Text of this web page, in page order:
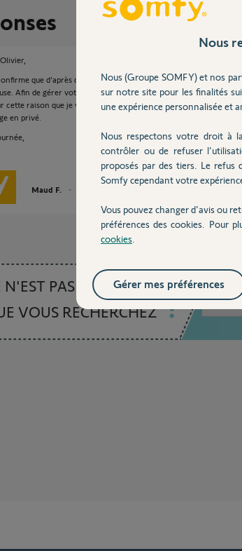
que d'après ce que vous nous indiquez, il semblerait que
Afin de gérer votre SAV, je vais avoir besoin d'informations
cette raison que je viens de vous envoyer un mail pour
en privé.
Maud F.
N'EST PAS CE
VOUS RECHERCHEZ
Nous
Nous (Groupe SOMFY) et nos
sur notre site pour les finalités
une expérience personnalisée et
Nous respectons votre droit à
contrôler ou de refuser
proposés par des tiers. Le refus
Somfy cependant votre
Vous pouvez changer d'avis ou
préférences des cookies. Pour
cookies
Gérer mes préférences